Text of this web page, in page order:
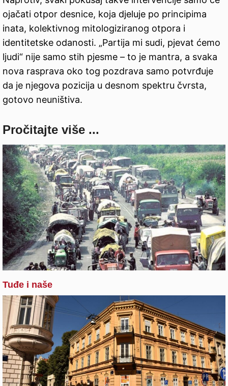
ojačati otpor desnice, koja djeluje po principima
inata, kolektivnog mitologiziranog otpora i
identitetske odanosti. „Partija mi sudi, pjevat ćemo
ljudi“ nije samo stih pjesme – to je mantra, a svaka
nova rasprava oko tog pozdrava samo potvrđuje
da je njegova pozicija u desnom spektru čvrsta,
gotovo neuništiva.
Pročitajte više ...
Tuđe i naše